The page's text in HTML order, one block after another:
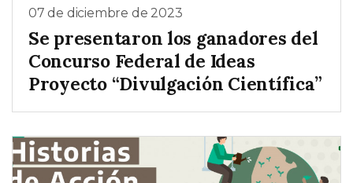
07 de diciembre de 2023
Se presentaron los ganadores del
Concurso Federal de Ideas
Proyecto “Divulgación Científica”